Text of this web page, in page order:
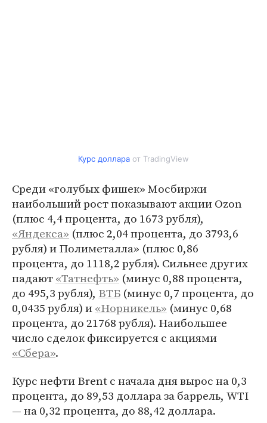
Курс доллара от TradingView
Среди «голубых фишек» Мосбиржи
наибольший рост показывают акции Ozon
(плюс 4,4 процента, до 1673 рубля),
«Яндекса» (плюс 2,04 процента, до 3793,6
рубля) и Полиметалла» (плюс 0,86
процента, до 1118,2 рубля). Сильнее других
падают«Татнефть» (минус 0,88 процента,
до 495,3 рубля), ВТБ (минус 0,7 процента, до
0,0435 рубля) и«Норникель» (минус 0,68
процента, до 21768 рубля). Наибольшее
число сделок фиксируется с акциями
«Сбера».
Курс нефти Brent с начала дня вырос на 0,3
процента, до 89,53 доллара за баррель, WTI
— на 0,32 процента, до 88,42 доллара.